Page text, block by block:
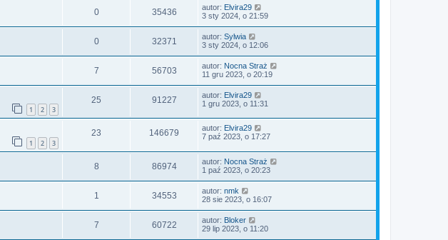
0 35436 autor: Elvira29
3 sty 2024, o 21:59
0 32371 autor: Sylwia
3 sty 2024, o 12:06
7 56703 autor: Nocna Straż
11 gru 2023, o 20:19
1 2 3
25 91227 autor: Elvira29
1 gru 2023, o 11:31
1 2 3
23 146679 autor: Elvira29
7 paź 2023, o 17:27
8 86974 autor: Nocna Straż
1 paź 2023, o 20:23
1 34553 autor: nmk
28 sie 2023, o 16:07
7 60722 autor: Bloker
29 lip 2023, o 11:20